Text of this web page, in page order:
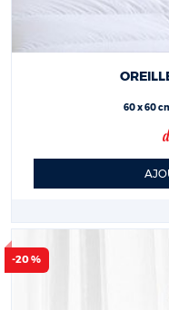
60 x 60
-20 %